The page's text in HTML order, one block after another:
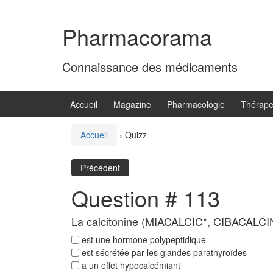
Pharmacorama
Connaissance des médicaments
Accueil Magazine Pharmacologie
Accueil › Quizz
Précédent
Question # 113
La calcitonine (MIACALCIC*,
est une hormone polypeptidique
est sécrétée par les glandes parathyroïdes
a un effet hypocalcémiant